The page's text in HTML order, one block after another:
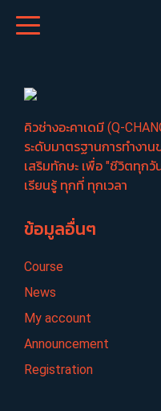
คิวช่างอะคาเดมี (Q-
ระดับมาตรฐานการทำงา
เสริมทักษะ เพื่อ "ชีวิตทุกวั
เรียนรู้ ทุกที่ ทุกเวลา
ข้อมูลอื่นๆ
Course
News
My account
Announcement
Registration